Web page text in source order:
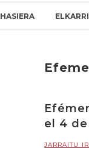
HASIERA
el 4
JARRAITU